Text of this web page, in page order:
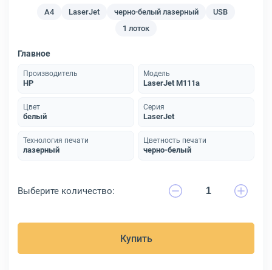
A4 LaserJet черно-белый лазерный
USB
1 лоток
Главное
Производитель
HP
Модель
LaserJet M111a
Цвет
белый
Серия
LaserJet
Технология печати
лазерный
Цветность печати
черно-белый
Выберите количество:
Купить